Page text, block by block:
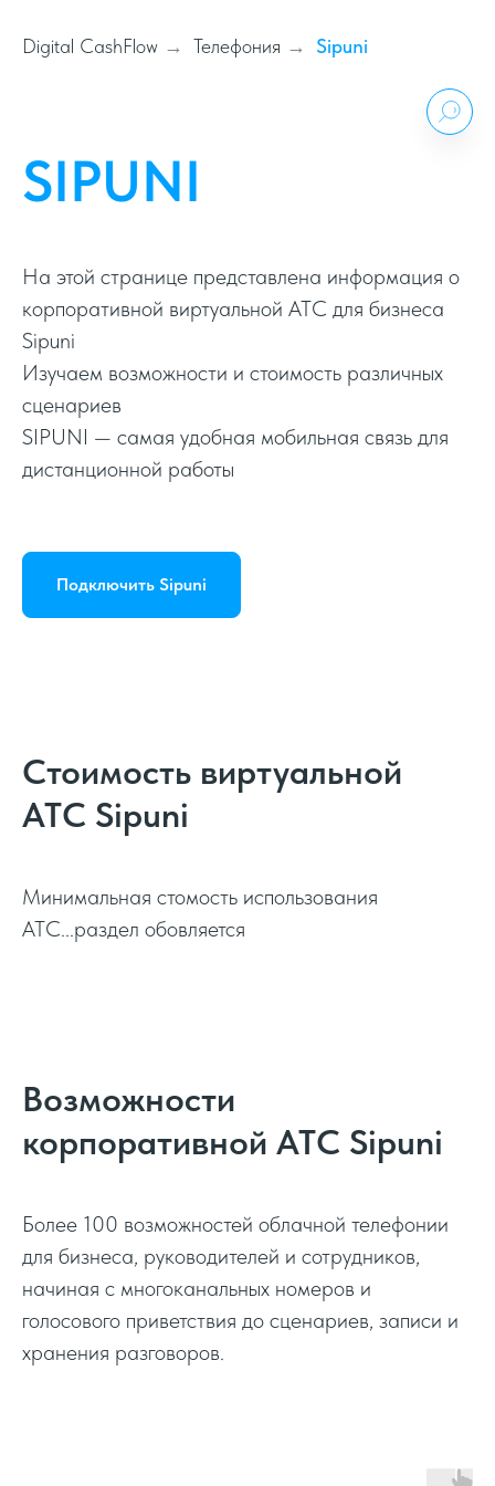
Digital CashFlow → Телефония → Sipuni
SIPUNI
На этой странице представлена информация о
корпоративной виртуальной АТС для бизнеса
Sipuni
Изучаем возможности и стоимость различных
сценариев
SIPUNI — самая удобная мобильная связь для
дистанционной работы
Подключить Sipuni
Стоимость виртуальной
АТС Sipuni
Минимальная стомость использования
АТС...раздел обовляется
Возможности
корпоративной АТС Sipuni
Более 100 возможностей облачной телефонии
для бизнеса, руководителей и сотрудников,
начиная с многоканальных номеров и
голосового приветствия до сценариев, записи и
хранения разговоров.